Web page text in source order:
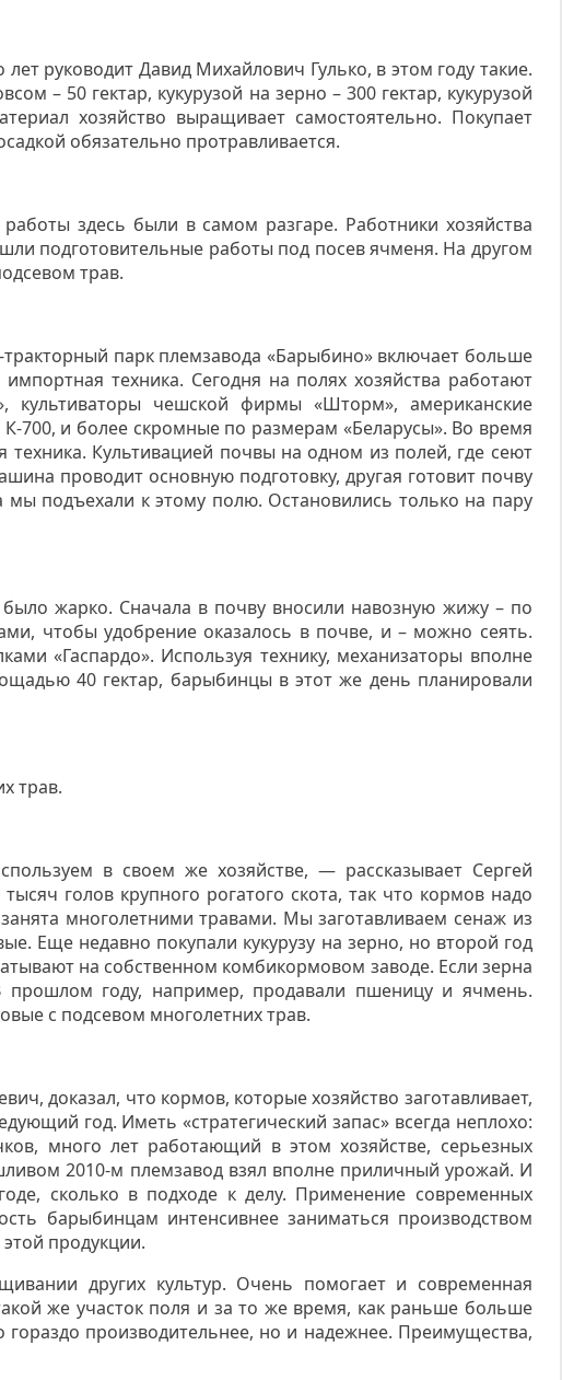
руководит Давид Михайлович Гулько, в этом году такие.
– 50 гектар, кукурузой на зерно – 300 гектар, кукурузой
хозяйство выращивает самостоятельно. Покупает
обязательно протравливается.
здесь были в самом разгаре. Работники хозяйства
подготовительные работы под посев ячменя. На другом
трав.
парк племзавода «Барыбино» включает больше
техника. Сегодня на полях хозяйства работают
чешской фирмы «Шторм», американские
и более скромные по размерам «Беларусы». Во время
техника. Культивацией почвы на одном из полей, где сеют
проводит основную подготовку, другая готовит почву
мы подъехали к этому полю. Остановились только на пару
жарко. Сначала в почву вносили навозную жижу – по
чтобы удобрение оказалось в почве, и – можно сеять.
«Гаспардо». Используя технику, механизаторы вполне
40 гектар, барыбинцы в этот же день планировали
трав.
в своем же хозяйстве, — рассказывает Сергей
голов крупного рогатого скота, так что кормов надо
многолетними травами. Мы заготавливаем сенаж из
Еще недавно покупали кукурузу на зерно, но второй год
на собственном комбикормовом заводе. Если зерна
году, например, продавали пшеницу и ячмень.
с подсевом многолетних трав.
доказал, что кормов, которые хозяйство заготавливает,
год. Иметь «стратегический запас» всегда неплохо:
много лет работающий в этом хозяйстве, серьезных
2010-м племзавод взял вполне приличный урожай. И
сколько в подходе к делу. Применение современных
барыбинцам интенсивнее заниматься производством
продукции.
других культур. Очень помогает и современная
же участок поля и за то же время, как раньше больше
гораздо производительнее, но и надежнее. Преимущества,